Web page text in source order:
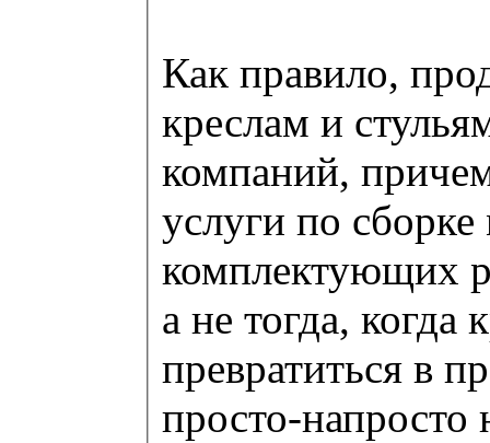
Как правило,
креслам и
компаний,
услуги по
комплектующих
а не тогда, когда
превратиться в
просто-напросто